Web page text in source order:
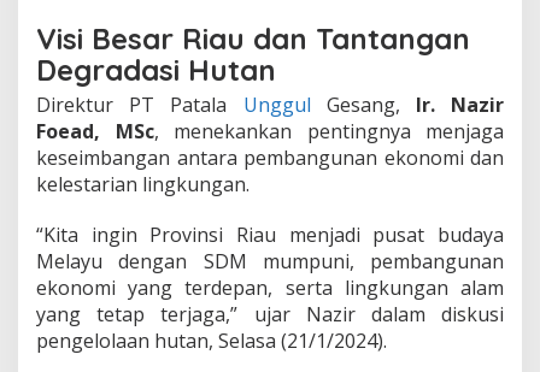
d
e
n
g
a
D
u
k
u
n
g
Visi Besar Riau dan Tantangan
Degradasi Hutan
Direktur PT Patala Unggul Gesang, Ir. Nazir
Foead, MSc, menekankan pentingnya menjaga
keseimbangan antara pembangunan ekonomi dan
kelestarian lingkungan.
“Kita ingin Provinsi Riau menjadi pusat budaya
Melayu dengan SDM mumpuni, pembangunan
ekonomi yang terdepan, serta lingkungan alam
yang tetap terjaga,” ujar Nazir dalam diskusi
pengelolaan hutan, Selasa (21/1/2024).